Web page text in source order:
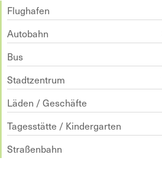
Flughafen
Autobahn
Bus
Stadtzentrum
Läden / Geschäfte
Tagesstätte / Kindergarten
Straßenbahn